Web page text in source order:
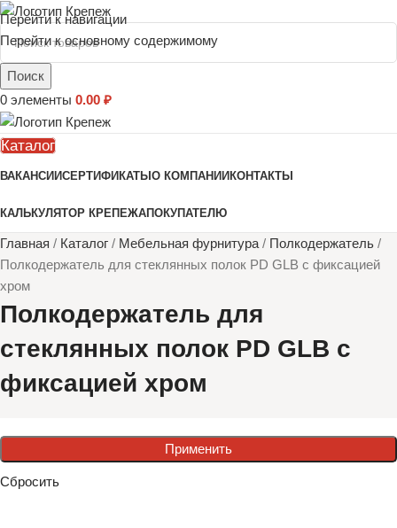
Перейти к навигации
Перейти к основному содержимому
Поиск
0 элементы 0.00 ₽
Каталог
ВАКАНСИИСЕРТИФИКАТЫ О КОМПАНИИ КОНТАКТЫ
КАЛЬКУЛЯТОР КРЕПЕЖАПОКУПАТЕЛЮ
Главная / Каталог / Мебельная фурнитура / Полкодержатель /
Полкодержатель для стеклянных полок PD GLВ с фиксацией
хром
Полкодержатель для
стеклянных полок PD GLВ с
фиксацией хром
Применить
Сбросить